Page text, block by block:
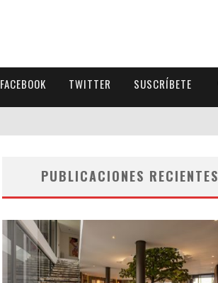
FACEBOOK TWITTER SUSCRÍBETE
PUBLICACIONES RECIENTES